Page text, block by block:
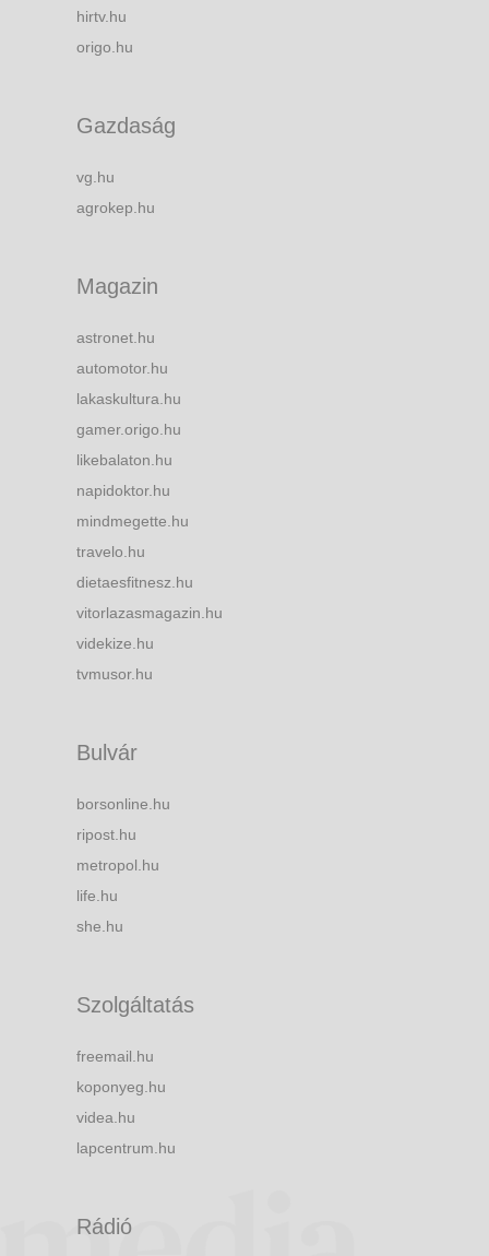
hirtv.hu
origo.hu
Gazdaság
vg.hu
agrokep.hu
Magazin
astronet.hu
automotor.hu
lakaskultura.hu
gamer.origo.hu
likebalaton.hu
napidoktor.hu
mindmegette.hu
travelo.hu
dietaesfitnesz.hu
vitorlazasmagazin.hu
videkize.hu
tvmusor.hu
Bulvár
borsonline.hu
ripost.hu
metropol.hu
life.hu
she.hu
Szolgáltatás
freemail.hu
koponyeg.hu
videa.hu
lapcentrum.hu
Rádió